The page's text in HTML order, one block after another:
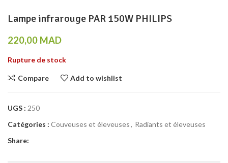
Lampe infrarouge PAR 150W PHILIPS
220,00 MAD
Rupture de stock
Compare Add to wishlist
UGS : 250
Catégories : Couveuses et éleveuses, Radiants et éleveuses
Share: